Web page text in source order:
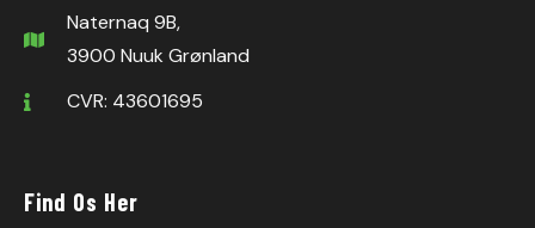
Naternaq 9B,
3900 Nuuk Grønland
CVR: 43601695
Find Os Her